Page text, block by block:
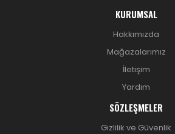
KURUMSAL
Hakkımızda
Mağazalarımız
İletişim
Yardım
SÖZLEŞMELER
Gizlilik ve Güvenlik